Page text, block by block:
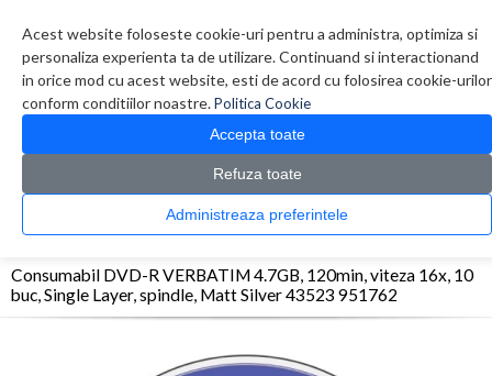
Acest website foloseste cookie-uri pentru a administra, optimiza si
personaliza experienta ta de utilizare. Continuand si interactionand
in orice mod cu acest website, esti de acord cu folosirea cookie-urilor
conform conditiilor noastre.Politica Cookie
Accepta toate
Refuza toate
Administreaza preferintele
0 produs(e)
CATALOG PRODUSE
Consumabile optice > Consumabil DVD-R VERBATIM 4.7GB,
Consumabil DVD-R VERBATIM 4.7GB, 120min, viteza 16x, 10
buc, Single Layer, spindle, Matt Silver 43523 951762